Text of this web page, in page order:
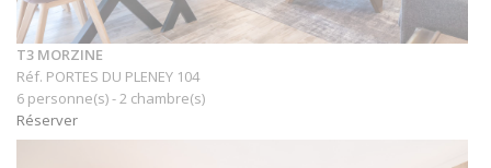
T3 MORZINE
Réf. PORTES DU PLENEY 104
6 personne(s) - 2 chambre(s)
Réserver